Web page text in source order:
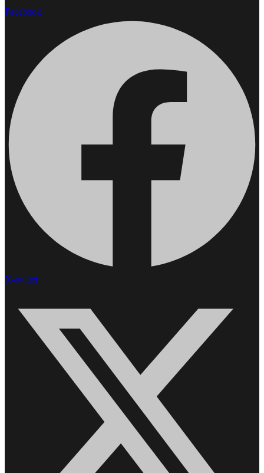
Facebook
X-twitter